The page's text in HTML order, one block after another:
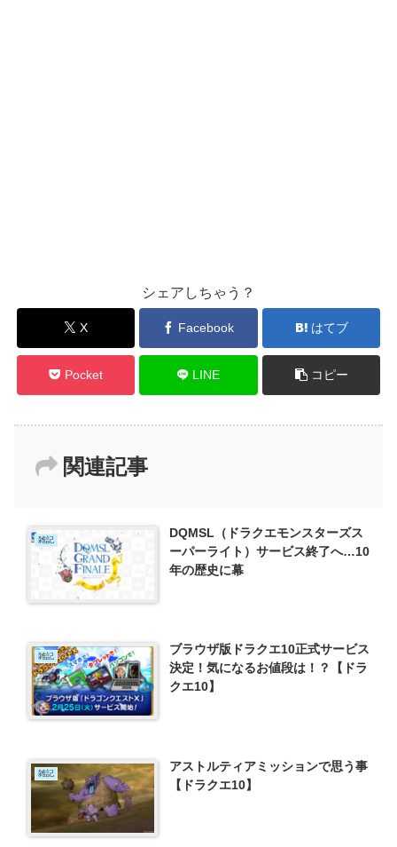
シェアしちゃう？
X Facebook はてブ
Pocket LINE コピー
関連記事
雑記
DQMSL（ドラクエモンスターズス
ーパーライト）サービス終了へ…10
年の歴史に幕
雑記
ブラウザ版ドラクエ10正式サービス
決定！気になるお値段は！？【ドラ
クエ10】
雑記
アストルティアミッションで思う事
【ドラクエ10】